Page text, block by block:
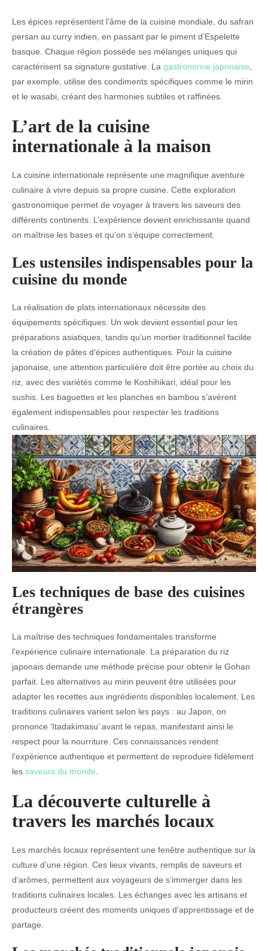
Les épices représentent l’âme de la cuisine mondiale, du safran
persan au curry indien, en passant par le piment d’Espelette
basque. Chaque région possède ses mélanges uniques qui
caractérisent sa signature gustative. La gastronomie japonaise
par exemple, utilise des condiments spécifiques comme le mirin
et le wasabi, créant des harmonies subtiles et raffinées.
L’art de la cuisine
internationale à la maison
La cuisine internationale représente une magnifique aventure
culinaire à vivre depuis sa propre cuisine. Cette exploration
gastronomique permet de voyager à travers les saveurs des
différents continents. L’expérience devient enrichissante quand
on maîtrise les bases et qu’on s’équipe correctement.
Les ustensiles indispensables pour la
cuisine du monde
La réalisation de plats internationaux nécessite des
équipements spécifiques. Un wok devient essentiel pour les
préparations asiatiques, tandis qu’un mortier traditionnel facilite
la création de pâtes d’épices authentiques. Pour la cuisine
japonaise, une attention particulière doit être portée au choix du
riz, avec des variétés comme le Koshihikari, idéal pour les
sushis. Les baguettes et les planches en bambou s’avèrent
également indispensables pour respecter les traditions
culinaires.
Les techniques de base des cuisines
étrangères
La maîtrise des techniques fondamentales transforme
l’expérience culinaire internationale. La préparation du riz
japonais demande une méthode précise pour obtenir le Gohan
parfait. Les alternatives au mirin peuvent être utilisées pour
adapter les recettes aux ingrédients disponibles localement. Les
traditions culinaires varient selon les pays : au Japon, on
prononce ‘Itadakimasu’ avant le repas, manifestant ainsi le
respect pour la nourriture. Ces connaissances rendent
l’expérience authentique et permettent de reproduire fidèlement
les saveurs du monde
La découverte culturelle à
travers les marchés locaux
Les marchés locaux représentent une fenêtre authentique sur la
culture d’une région. Ces lieux vivants, remplis de saveurs et
d’arômes, permettent aux voyageurs de s’immerger dans les
traditions culinaires locales. Les échanges avec les artisans et
producteurs créent des moments uniques d’apprentissage et de
partage.